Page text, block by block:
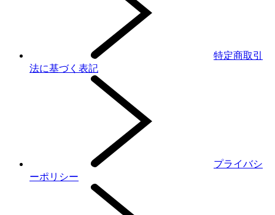
特定商取引
法に基づく表記
プライバシ
ーポリシー